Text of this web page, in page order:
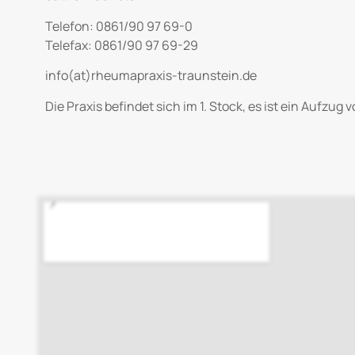
Telefon: 0861/90 97 69-0
Telefax: 0861/90 97 69-29
info(at)rheumapraxis-traunstein.de
Die Praxis befindet sich im 1. Stock, es ist ein Aufzug